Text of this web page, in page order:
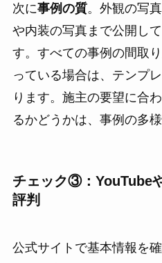
次に事例の質。外観の写
や内装の写真まで公開し
す。すべての事例の間取
っている場合は、テンプ
ります。施主の要望に合
るかどうかは、事例の多
チェック③：YouTube
評判
公式サイトで基本情報を